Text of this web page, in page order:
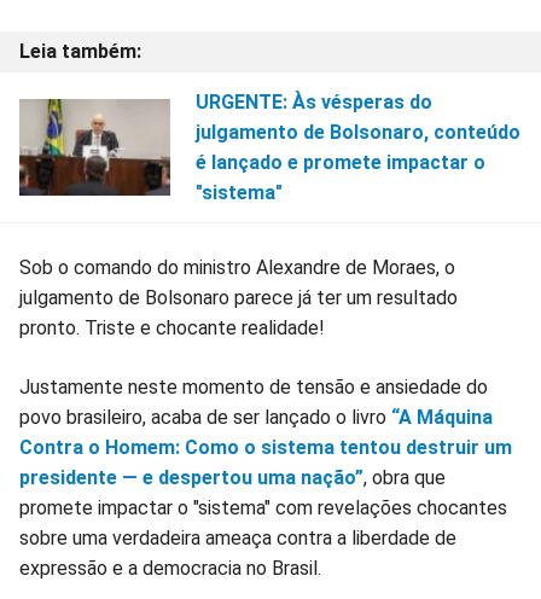
URGENTE: Às vésperas do
julgamento de Bolsonaro, conteúdo
é lançado e promete impactar o
"sistema"
Sob o comando do ministro Alexandre de Moraes, o
julgamento de Bolsonaro parece já ter um resultado
pronto. Triste e chocante realidade!
Justamente neste momento de tensão e ansiedade do
povo brasileiro, acaba de ser lançado o livro “A Máquina
Contra o Homem: Como o sistema tentou destruir um
presidente — e despertou uma nação”, obra que
promete impactar o "sistema" com revelações chocantes
sobre uma verdadeira ameaça contra a liberdade de
expressão e a democracia no Brasil.